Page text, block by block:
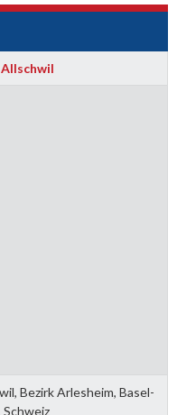
Bezirk Arlesheim, Basel-